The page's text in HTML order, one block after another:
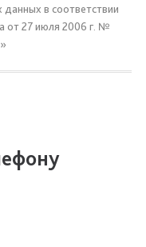
данных в соответствии
от 27 июля 2006 г. №